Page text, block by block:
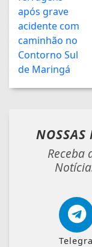
Receba